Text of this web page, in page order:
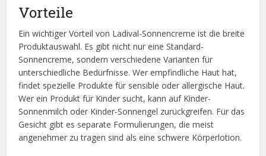
Vorteile
Ein wichtiger Vorteil von Ladival-Sonnencreme ist die breite
Produktauswahl. Es gibt nicht nur eine Standard-
Sonnencreme, sondern verschiedene Varianten für
unterschiedliche Bedürfnisse. Wer empfindliche Haut hat,
findet spezielle Produkte für sensible oder allergische Haut.
Wer ein Produkt für Kinder sucht, kann auf Kinder-
Sonnenmilch oder Kinder-Sonnengel zurückgreifen. Für das
Gesicht gibt es separate Formulierungen, die meist
angenehmer zu tragen sind als eine schwere Körperlotion.